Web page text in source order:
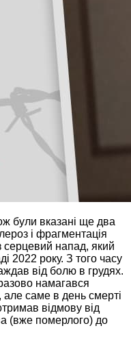
були вказані ще два
і фрагментація
серцевий напад, який
2022 року. З того часу
від болю в грудях.
намагався
саме в день смерті
відмову від
(вже померлого) до